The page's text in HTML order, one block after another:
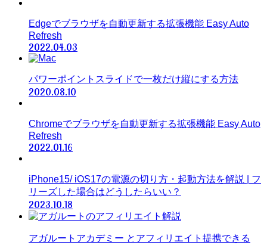
Edgeでブラウザを自動更新する拡張機能 Easy Auto
Refresh
2022.04.03
パワーポイントスライドで一枚だけ縦にする方法
2020.08.10
Chromeでブラウザを自動更新する拡張機能 Easy Auto
Refresh
2022.01.16
iPhone15/ iOS17の電源の切り方・起動方法を解説 | フ
リーズした場合はどうしたらいい？
2023.10.18
アガルートアカデミー とアフィリエイト提携できる